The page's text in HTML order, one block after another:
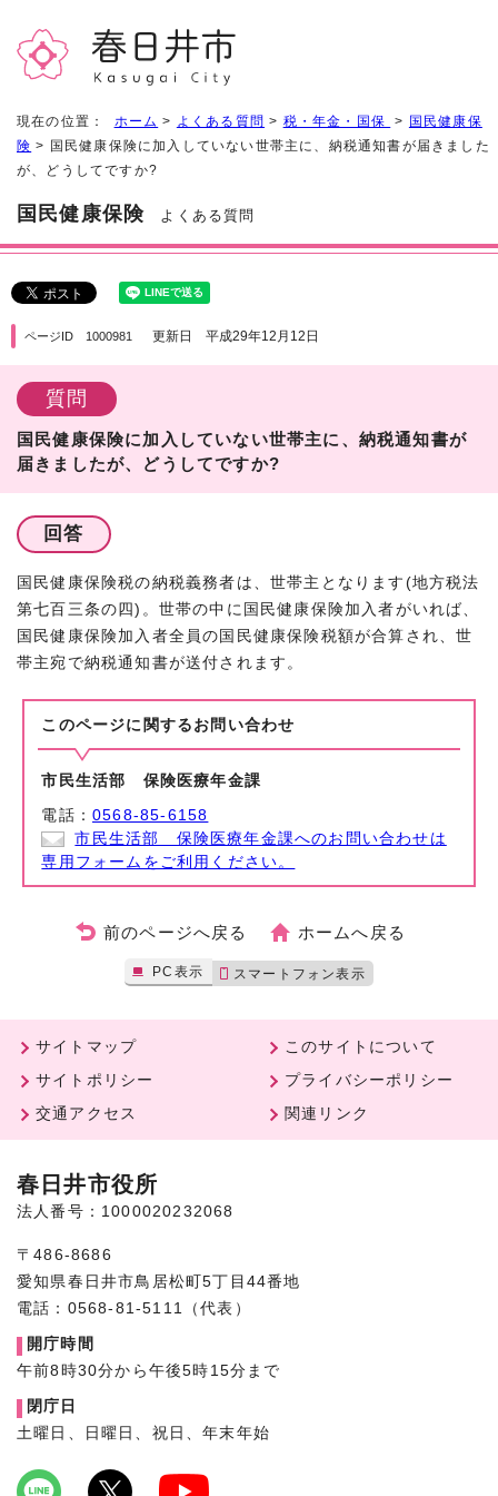
現在の位置： ホーム > よくある質問 > 税・年金・国保 > 国民健康保
険 > 国民健康保険に加入していない世帯主に、納税通知書が届きました
が、どうしてですか?
国民健康保険 よくある質問
ページID 1000981 更新日 平成29年12月12日
質問
国民健康保険に加入していない世帯主に、納税通知書が
届きましたが、どうしてですか?
回答
国民健康保険税の納税義務者は、世帯主となります(地方税法
第七百三条の四)。世帯の中に国民健康保険加入者がいれば、
国民健康保険加入者全員の国民健康保険税額が合算され、世
帯主宛で納税通知書が送付されます。
このページに関する お問い合わせ
市民生活部 保険医療年金課
電話：0568-85-6158
市民生活部 保険医療年金課へのお問い合わせは
専用フォームをご利用ください。
前のページへ戻る ホームへ戻る
PC表示 スマートフォン表示
サイトマップ
このサイトについて
サイトポリシー
プライバシーポリシー
交通アクセス
関連リンク
春日井市役所
法人番号：1000020232068
〒486-8686
愛知県春日井市鳥居松町5丁目44番地
電話：0568-81-5111（代表）
開庁時間
午前8時30分から午後5時15分まで
閉庁日
土曜日、日曜日、祝日、年末年始